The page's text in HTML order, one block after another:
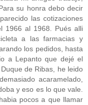
su honra debo decir
las cotizaciones
1966 al 1968. Pués alli
a las farmacias y
los pedidos, hasta
a Lepanto que dejé el
de Ribas, he leido
acaramelado,
y eso es lo que vale.
pocos a que llamar